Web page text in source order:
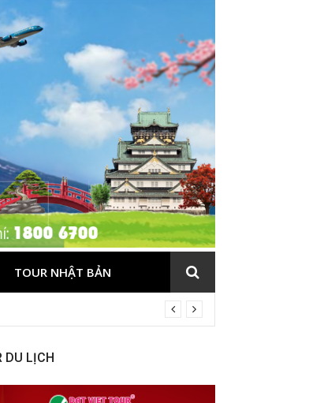
TOUR NHẬT BẢN
DU LỊCH